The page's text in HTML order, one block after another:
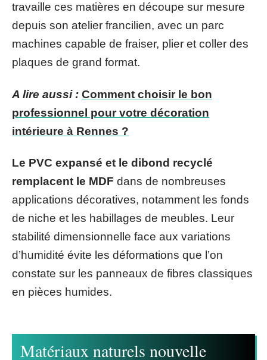
travaille ces matières en découpe sur mesure
depuis son atelier francilien, avec un parc
machines capable de fraiser, plier et coller des
plaques de grand format.
A lire aussi : Comment choisir le bon
professionnel pour votre décoration
intérieure à Rennes ?
Le PVC expansé et le dibond recyclé
remplacent le MDF dans de nombreuses
applications décoratives, notamment les fonds
de niche et les habillages de meubles. Leur
stabilité dimensionnelle face aux variations
d’humidité évite les déformations que l’on
constate sur les panneaux de fibres classiques
en pièces humides.
Matériaux naturels nouvelle